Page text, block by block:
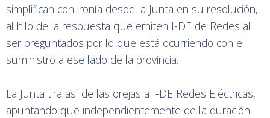
simplifican con ironía desde la Junta en su resolución,
al hilo de la respuesta que emiten I-DE de Redes al
ser preguntados por lo que está ocurriendo con el
suministro a ese lado de la provincia.
La Junta tira así de las orejas a I-DE Redes Eléctricas,
apuntando que independientemente de la duración